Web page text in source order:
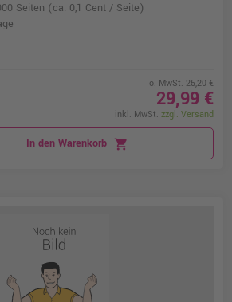
Seiten (ca. 0,1 Cent / Seite)
o. MwSt. 25,20 €
29,99 €
inkl. MwSt. zzgl. Versand
In den Warenkorb shopping_cart